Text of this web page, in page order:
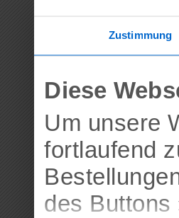
Zustimmung
Diese
Um unsere
fortlaufend
des Buttons